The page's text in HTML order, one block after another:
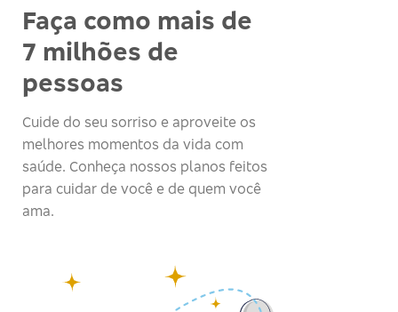
Faça como mais de
7 milhões de
pessoas
Cuide do seu sorriso e aproveite os
melhores momentos da vida com
saúde. Conheça nossos planos feitos
para cuidar de você e de quem você
ama.